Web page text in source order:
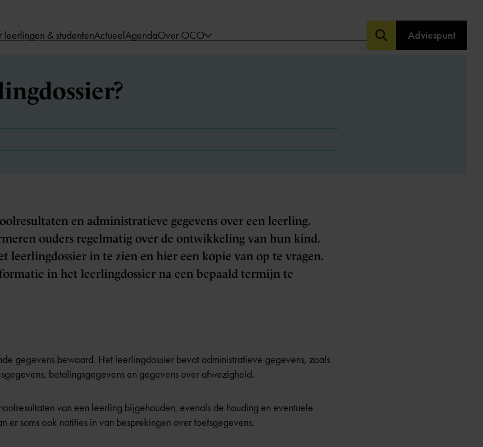
leerlingen & studentenActueelAgendaOver OCO Adviespunt
en administratieve gegevens over een leerling.
ouders regelmatig over de ontwikkeling van hun kind.
leerlingdossier in te zien en hier een kopie van op te vragen.
in het leerlingdossier na een bepaald termijn te
gegevens bewaard. Het leerlingdossier bevat administratieve gegevens, zoals
betalingsgegevens en gegevens over afwezigheid.
van een leerling bijgehouden, evenals de houding en eventuele
er soms ook notities in van besprekingen over toetsgegevens.